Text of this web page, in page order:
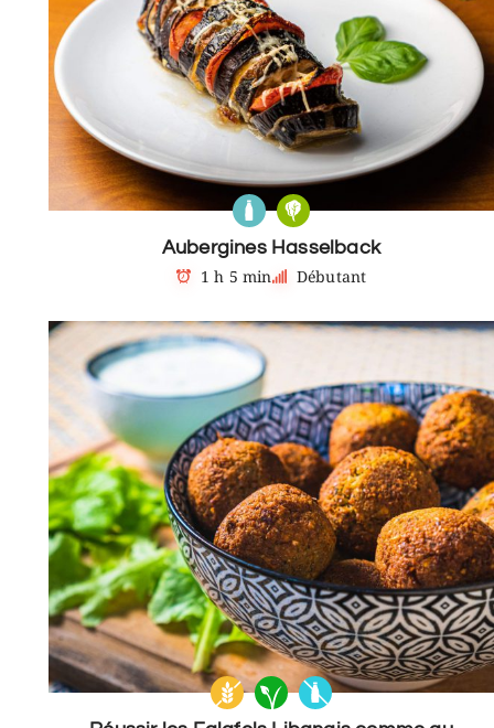
Aubergines Hasselback
1 h 5 min
Débutant